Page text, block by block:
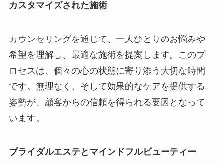
カスタマイズされた施術
カウンセリングを通じて、一人ひとりのお悩みや
希望を理解し、最適な施術を提案します。このプ
ロセスは、個々の心の状態に寄り添う大切な時間
です。無理なく、そして効果的なケアを提供する
姿勢が、顧客からの信頼を得られる要因となって
います。
ブライダルエステとマインドフルビューティー